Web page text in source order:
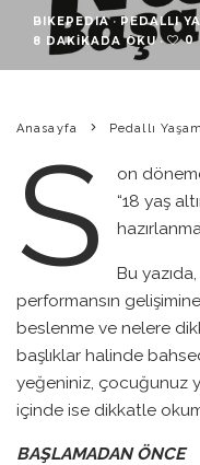
BIKEPEDIA · PEDALLI
8 DAKIKADA OKU · 0
Anasayfa Pedallı Yaşam
S
on
“18 yaş
Bu
performansın
beslenme ve nelere
başlıklar halinde
yeğeniniz, çocuğunuz
içinde ise dikkatle
BAŞLAMADAN ÖNCE